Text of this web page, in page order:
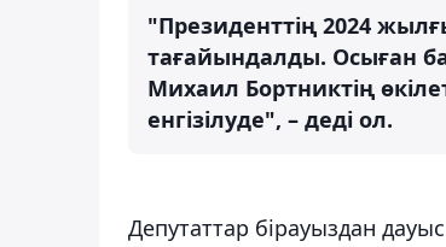
"Президенттің 2024
тағайындалды. Осыған
Михаил Бортниктің
енгізілуде", – деді ол.
Депутаттар бірауыздан